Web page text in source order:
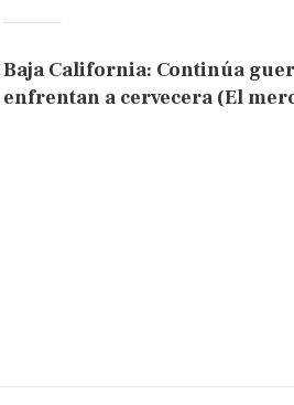
Baja California: Continúa
enfrentan a cervecera (El